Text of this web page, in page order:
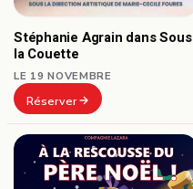
Stéphanie Agrain dans Sous
la Couette
LE 19 NOVEMBRE
Réserver